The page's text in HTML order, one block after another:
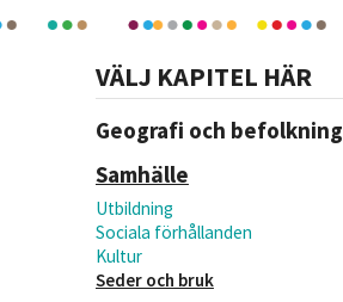
VÄLJ KAPITEL HÄR
Geografi och befolkning
Samhälle
Utbildning
Sociala förhållanden
Kultur
Seder och bruk